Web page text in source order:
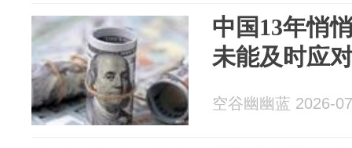
中国13年悄
未能及时应
空谷幽幽蓝 2026-